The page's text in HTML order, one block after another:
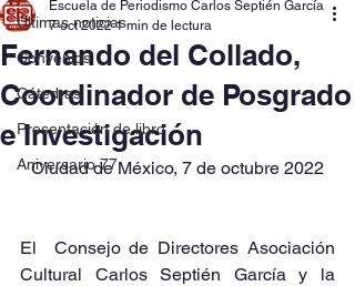
Últimas noticias
Convenios
Cátedras
Presentación de libro
Aniversario 77
Fernando del Collado,
Coordinador de Posgrado
e Investigación
Escuela de Periodismo Carlos Septién García
7 oct 2022 1 min de lectura
Ciudad de México, 7 de octubre 2022
El  Consejo de Directores Asociación
Cultural Carlos Septién García y la